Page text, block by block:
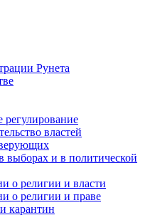
Рунета
регулирование
властей
выборах и в политической
о религии и власти
о религии и праве
карантин